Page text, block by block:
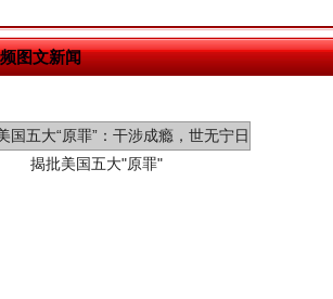
图文新闻
揭批美国五大"原罪"